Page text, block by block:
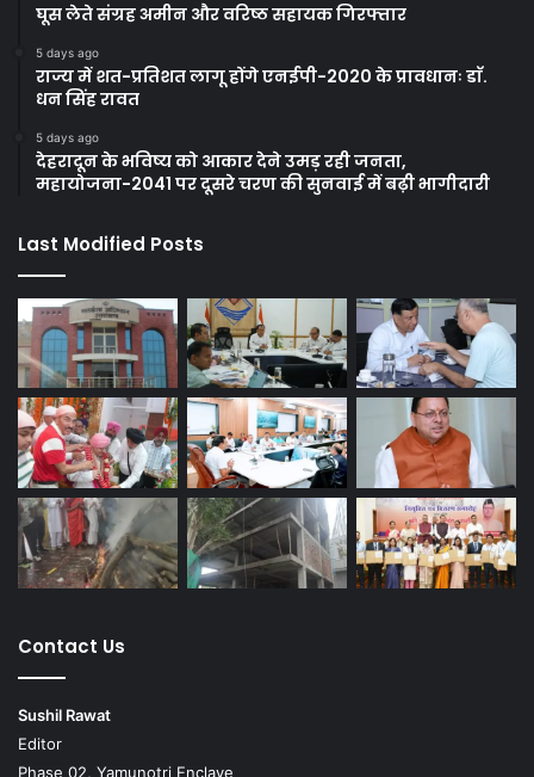
घूस लेते संग्रह अमीन और वरिष्ठ सहायक गिरफ्तार
5 days ago
राज्य में शत-प्रतिशत लागू होंगे एनईपी-2020 के प्रावधानः डाॅ.
धन सिंह रावत
5 days ago
देहरादून के भविष्य को आकार देने उमड़ रही जनता,
महायोजना-2041 पर दूसरे चरण की सुनवाई में बढ़ी भागीदारी
Last Modified Posts
Contact Us
Sushil Rawat
Editor
Phase 02, Yamunotri Enclave